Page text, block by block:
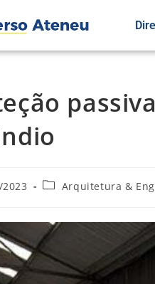
Arquitetura &